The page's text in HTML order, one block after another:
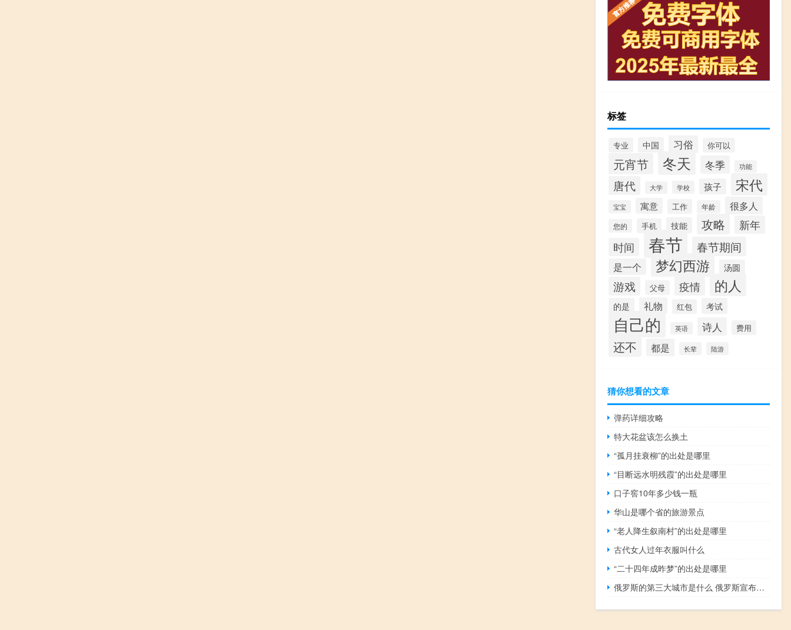
标签
专业 中国 习俗 你可以
元宵节 冬天 冬季 功能
唐代 大学 学校 孩子 宋代
宝宝 寓意 工作 年龄 很多人
您的 手机 技能 攻略
新年
时间
春节 春节期间
是一个 梦幻西游 汤圆
游戏 父母 疫情 的人
的是 礼物 红包 考试
自己的 英语 诗人 费用
还不 都是 长辈 陆游
猜你想看的文章
弹药详细攻略
特大花盆该怎么换土
“孤月挂衰柳”的出处是哪里
“目断远水明残霞”的出处是哪里
口子窖10年多少钱一瓶
华山是哪个省的旅游景点
“老人降生叙南村”的出处是哪里
古代女人过年衣服叫什么
“二十四年成昨梦”的出处是哪里
俄罗斯的第三大城市是什么 俄罗斯宣布第三次世界大战